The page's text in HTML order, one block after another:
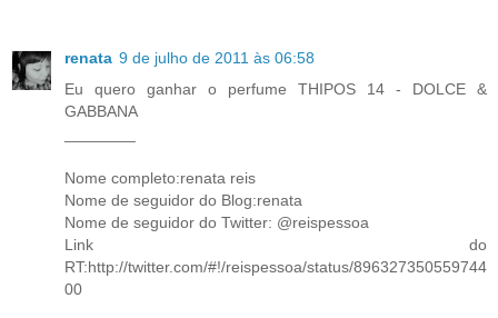
renata 9 de julho de 2011 às 06:58
Eu quero ganhar o perfume THIPOS 14 - DOLCE &
GABBANA
Nome completo:renata reis
Nome de seguidor do Blog:renata
Nome de seguidor do Twitter: @reispessoa
Link do
RT:http://twitter.com/#!/reispessoa/status/896327350559744
00